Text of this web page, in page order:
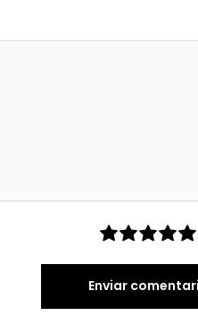
Enviar